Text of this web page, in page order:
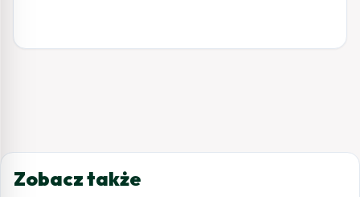
Zobacz także